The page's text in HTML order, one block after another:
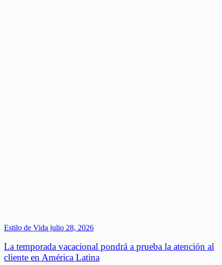
Estilo de Vida julio 28, 2026
La temporada vacacional pondrá a prueba la atención al
cliente en América Latina